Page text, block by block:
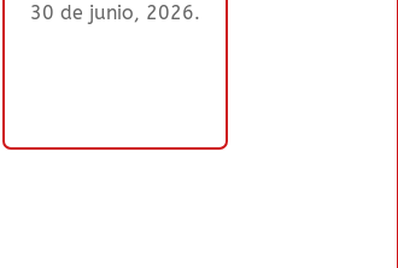
30 de junio, 2026.